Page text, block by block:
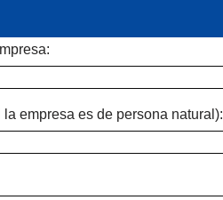
empresa es de persona natural):